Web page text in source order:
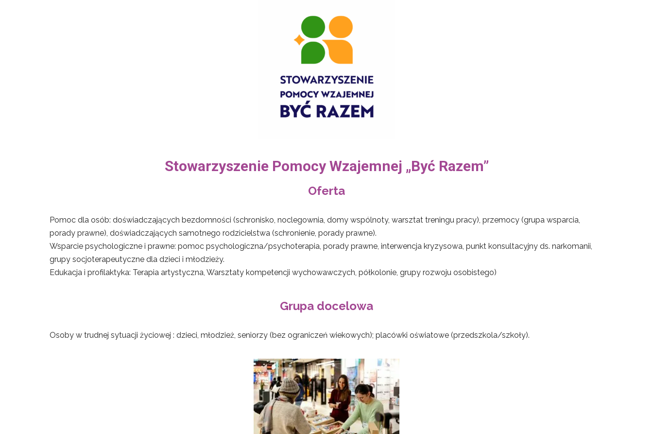
Stowarzyszenie Pomocy Wzajemnej „Być Razem”
Oferta
Pomoc dla osób: doświadczających bezdomności (schronisko, noclegownia, domy wspólnoty, warsztat treningu pracy), przemocy (grupa wsparcia,
porady prawne), doświadczających samotnego rodzicielstwa (schronienie, porady prawne).
Wsparcie psychologiczne i prawne: pomoc psychologiczna/psychoterapia, porady prawne, interwencja kryzysowa, punkt konsultacyjny ds. narkomanii,
grupy socjoterapeutyczne dla dzieci i młodzieży.
Edukacja i profilaktyka: Terapia artystyczna, Warsztaty kompetencji wychowawczych, półkolonie, grupy rozwoju osobistego)
Grupa docelowa
Osoby w trudnej sytuacji życiowej : dzieci, młodzież, seniorzy (bez ograniczeń wiekowych); placówki oświatowe (przedszkola/szkoły).